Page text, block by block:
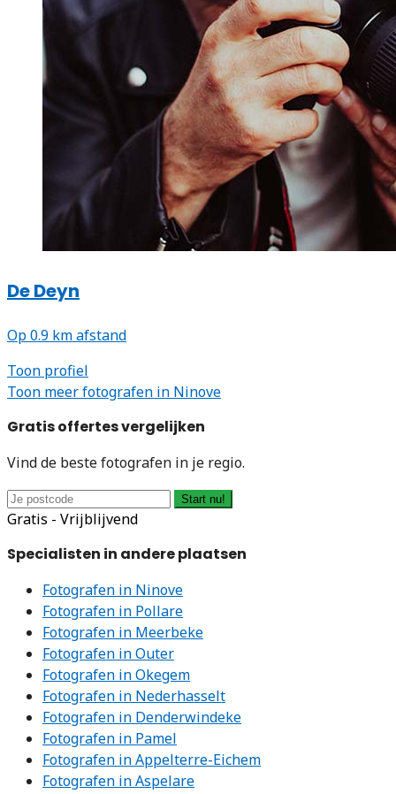
De Deyn
Op 0.9 km afstand
Toon profiel
Toon meer fotografen in Ninove
Gratis offertes vergelijken
Vind de beste fotografen in je regio.
Start nu!
Gratis - Vrijblijvend
Specialisten in andere plaatsen
Fotografen in Ninove
Fotografen in Pollare
Fotografen in Meerbeke
Fotografen in Outer
Fotografen in Okegem
Fotografen in Nederhasselt
Fotografen in Denderwindeke
Fotografen in Pamel
Fotografen in Appelterre-Eichem
Fotografen in Aspelare